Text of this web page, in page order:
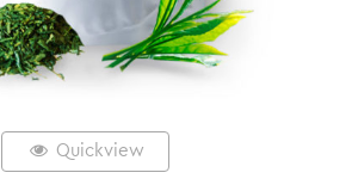
Quickview